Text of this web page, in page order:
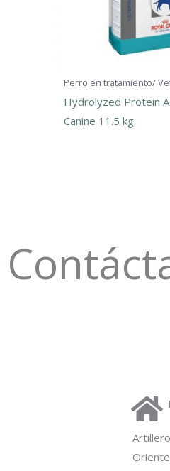
Perro en tratamiento/
Hydrolyzed Protein
Canine 11.5 kg.